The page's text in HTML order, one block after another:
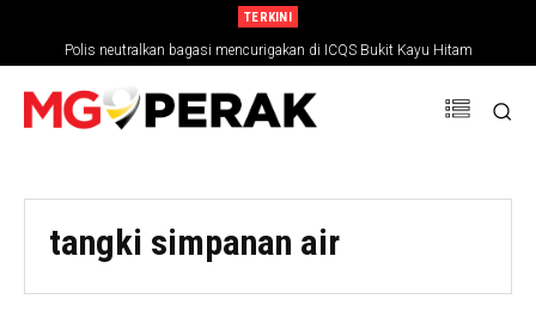
TERKINI
Polis neutralkan bagasi mencurigakan di ICQS Bukit Kayu Hitam
tangki simpanan air